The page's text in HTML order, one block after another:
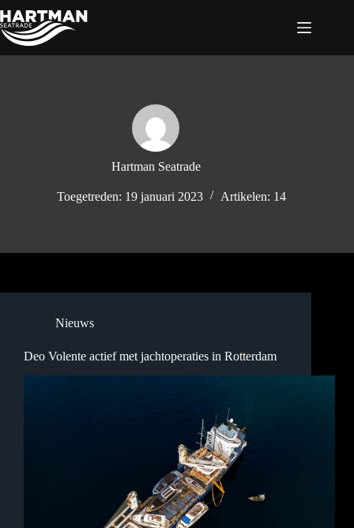
naar
de
inhoud
Hartman Seatrade
Toegetreden: 19 januari 2023 Artikelen: 14
Nieuws
Deo Volente actief met jachtoperaties in Rotterdam